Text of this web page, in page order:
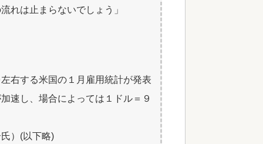
れは止まらないでしょう」
右する米国の１月雇用統計が発表
速し、場合によっては１ドル＝９
）(以下略)